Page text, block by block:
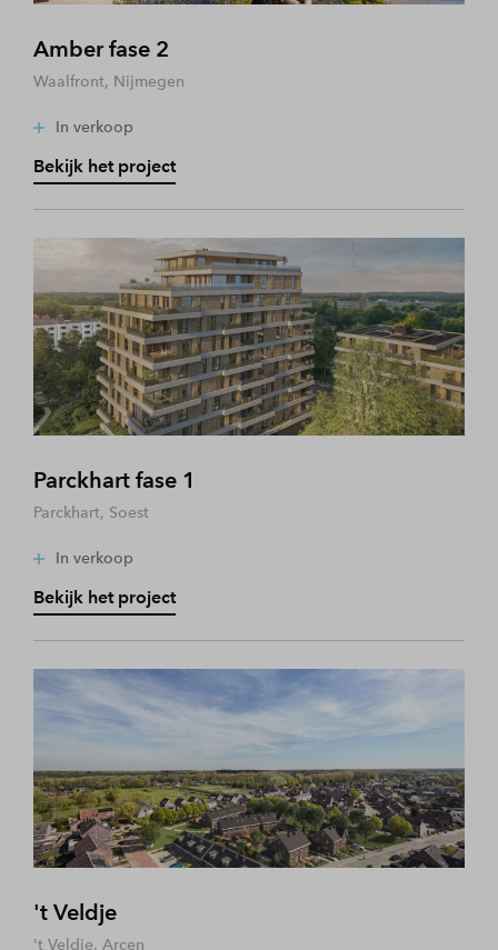
Amber fase 2
Waalfront, Nijmegen
In verkoop
Bekijk het project
Parckhart fase 1
Parckhart, Soest
In verkoop
Bekijk het project
't Veldje
't Veldje, Arcen